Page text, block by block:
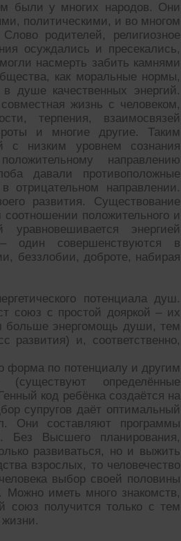
были у многих народов. Они
политическими, и во многом
родителей, религиозное
осуждались и пресекались,
насмерть забить камнями
как моральные нормы,
душе качественных энергий.
жизнь с человеком,
терпения, взаимосвязей
и многие другие. Таким
низким уровнем сознания
направлению
давали противоположные
отрицательном направлении.
развития. Существование
положительного и
энергией
один совершенствуются в
беззлобии, доброте, набирая
потенциала душ.
союз с простой дояркой – их
больше энергомощь души, тем
развития) и, соответственно,
форма по потенциалу и другим
определённые
код ребёнка создаётся на
супругов даёт оптимальный
Они составляют программы
Без Высшего планирования,
развиваться, но и выжить
взрослых, то человечество
выбор своей половины
иметь много знакомств,
союз получится только с тем